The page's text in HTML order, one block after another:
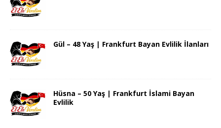
Gül – 48 Yaş | Frankfurt Bayan Evlilik İlanları
Hüsna – 50 Yaş | Frankfurt İslami Bayan
Evlilik